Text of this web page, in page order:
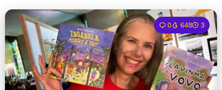
0 648 3